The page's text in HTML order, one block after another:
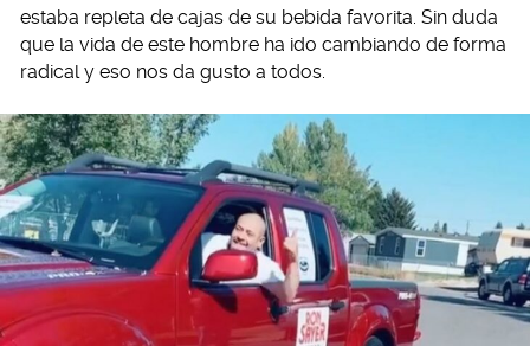
estaba repleta de cajas de su bebida favorita. Sin duda
que la vida de este hombre ha ido cambiando de forma
radical y eso nos da gusto a todos.